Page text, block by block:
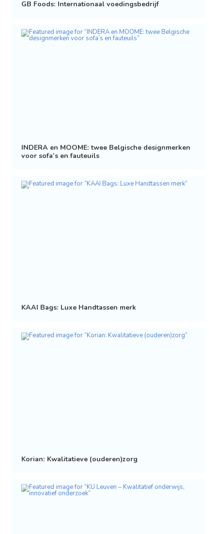
GB Foods: Internationaal voedingsbedrijf
INDERA en MOOME: twee Belgische designmerken
voor sofa’s en fauteuils
KAAI Bags: Luxe Handtassen merk
Korian: Kwalitatieve (ouderen)zorg